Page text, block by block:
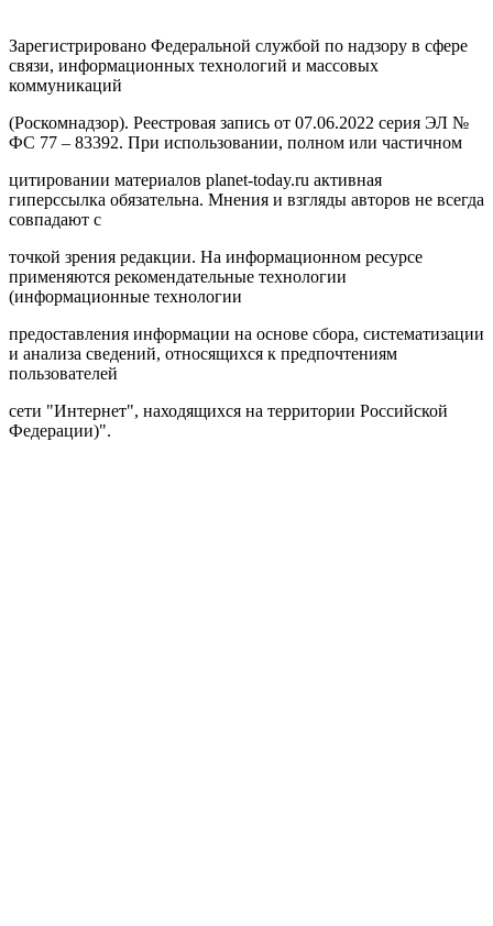
Зарегистрировано Федеральной службой по надзору в сфере
связи, информационных технологий и массовых
коммуникаций
(Роскомнадзор). Реестровая запись от 07.06.2022 серия ЭЛ №
ФС 77 – 83392. При использовании, полном или частичном
цитировании материалов planet-today.ru активная
гиперссылка обязательна. Мнения и взгляды авторов не всегда
совпадают с
точкой зрения редакции. На информационном ресурсе
применяются рекомендательные технологии
(информационные технологии
предоставления информации на основе сбора, систематизации
и анализа сведений, относящихся к предпочтениям
пользователей
сети "Интернет", находящихся на территории Российской
Федерации)".